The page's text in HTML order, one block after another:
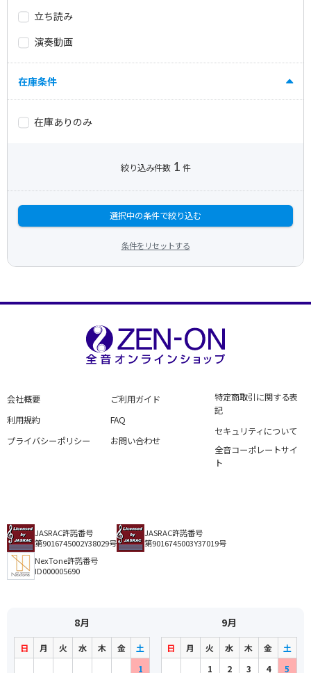
立ち読み
演奏動画
在庫条件
在庫ありのみ
絞り込み件数 1 件
選択中の条件で絞り込む
条件をリセットする
会社概要
利用規約
プライバシーポリシー
ご利用ガイド
FAQ
お問い合わせ
特定商取引に関する表
記
セキュリティについて
全音コーポレートサイ
ト
JASRAC許諾番号
第9016745002Y38029号
JASRAC許諾番号
第9016745003Y37019号
NexTone許諾番号
ID000005690
8月
日 月 火 水 木 金
土
1
9月
日 月 火 水 木 金
土
1
2 3 4 5